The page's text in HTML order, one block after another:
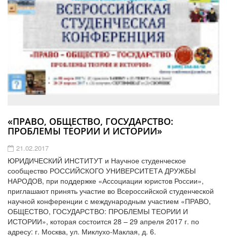
«ПРАВО, ОБЩЕСТВО, ГОСУДАРСТВО:
ПРОБЛЕМЫ ТЕОРИИ И ИСТОРИИ»
21.02.2017
ЮРИДИЧЕСКИЙ ИНСТИТУТ и Научное студенческое
сообщество РОССИЙСКОГО УНИВЕРСИТЕТА ДРУЖБЫ
НАРОДОВ, при поддержке «Ассоциации юристов России»,
приглашают принять участие во Всероссийской студенческой
научной конференции с международным участием «ПРАВО,
ОБЩЕСТВО, ГОСУДАРСТВО: ПРОБЛЕМЫ ТЕОРИИ И
ИСТОРИИ», которая состоится 28 – 29 апреля 2017 г. по
адресу: г. Москва, ул. Миклухо-Маклая, д. 6.